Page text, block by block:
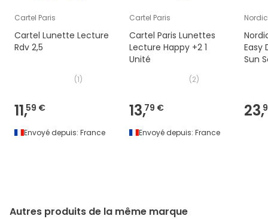
Cartel Paris
Cartel Lunette Lecture
Rdv 2,5
(1)
11,59 €
Envoyé depuis: France
Cartel Paris
Cartel Paris Lunettes
Lecture Happy +2 1
Unité
(2)
13,79 €
Envoyé depuis: France
Easy
Sun
23,
Autres produits de la même marque